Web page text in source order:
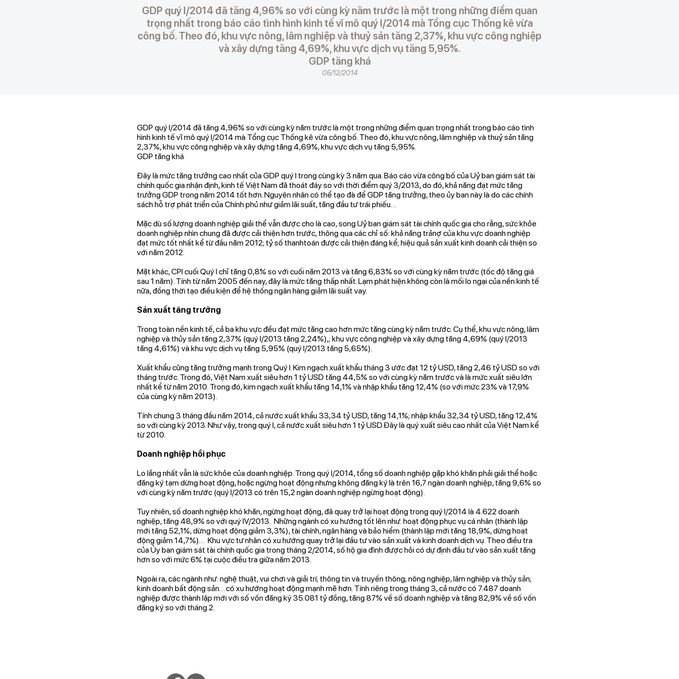
GDP quý I/2014 đã tăng 4,96% so với cùng kỳ năm trước là một trong những điểm quan
trọng nhất trong báo cáo tình hình kinh tế vĩ mô quý I/2014 mà Tổng cục Thống kê vừa
công bố. Theo đó, khu vực nông, lâm nghiệp và thuỷ sản tăng 2,37%, khu vực công nghiệp
và xây dựng tăng 4,69%, khu vực dịch vụ tăng 5,95%.
GDP tăng khá
05/12/2014
GDP quý I/2014 đã tăng 4,96% so với cùng kỳ năm trước là một trong những điểm quan trọng nhất trong báo cáo tình
hình kinh tế vĩ mô quý I/2014 mà Tổng cục Thống kê vừa công bố. Theo đó, khu vực nông, lâm nghiệp và thuỷ sản tăng
2,37%, khu vực công nghiệp và xây dựng tăng 4,69%, khu vực dịch vụ tăng 5,95%.
GDP tăng khá
Đây là mức tăng trưởng cao nhất của GDP quý I trong cùng kỳ 3 năm qua. Báo cáo vừa công bố của Uỷ ban giám sát tài
chính quốc gia nhận định, kinh tế Việt Nam đã thoát đáy so với thời điểm quý 3/2013, do đó, khả năng đạt mức tăng
trưởng GDP trong năm 2014 tốt hơn. Nguyên nhân có thể tạo đà để GDP tăng trưởng, theo ủy ban này là do các chính
sách hỗ trợ phát triển của Chính phủ như giảm lãi suất, tăng đầu tư trái phiếu…
Mặc dù số lượng doanh nghiệp giải thể vẫn được cho là cao, song Uỷ ban giám sát tài chính quốc gia cho rằng, sức khỏe
doanh nghiệp nhìn chung đã được cải thiện hơn trước, thông qua các chỉ số: khả năng trảnợ của khu vực doanh nghiệp
đạt mức tốt nhất kể từ đầu năm 2012; tỷ số thanhtoán được cải thiện đáng kể; hiệu quả sản xuất kinh doanh cải thiện so
với năm 2012.
Mặt khác, CPI cuối Quý I chỉ tăng 0,8% so với cuối năm 2013 và tăng 6,83% so với cùng kỳ năm trước (tốc độ tăng giá
sau 1 năm). Tính từ năm 2005 đến nay, đây là mức tăng thấp nhất. Lạm phát hiện không còn là mối lo ngại của nền kinh tế
nữa, đồng thời tạo điều kiện để hệ thống ngân hàng giảm lãi suất vay.
Sản xuất tăng trưởng
Trong toàn nền kinh tế, cả ba khu vực đều đạt mức tăng cao hơn mức tăng cùng kỳ năm trước. Cụ thể, khu vực nông, lâm
nghiệp và thủy sản tăng 2,37% (quý I/2013 tăng 2,24%),; khu vực công nghiệp và xây dựng tăng 4,69% (quý I/2013
tăng 4,61%) và khu vực dịch vụ tăng 5,95% (quý I/2013 tăng 5,65%).
Xuất khẩu cũng tăng trưởng mạnh trong Quý I. Kim ngạch xuất khẩu tháng 3 ước đạt 12 tỷ USD, tăng 2,46 tỷ USD so với
tháng trước. Trong đó, Việt Nam xuất siêu hơn 1 tỷ USD tăng 44,5% so với cùng kỳ năm trước và là mức xuất siêu lớn
nhất kể từ năm 2010. Trong đó, kim ngạch xuất khẩu tăng 14,1% và nhập khẩu tăng 12,4% (so với mức 23% và 17,9%
của cùng kỳ năm 2013).
Tính chung 3 tháng đầu năm 2014, cả nước xuất khẩu 33,34 tỷ USD, tăng 14,1%; nhập khẩu 32,34 tỷ USD, tăng 12,4%
so với cùng kỳ 2013. Như vậy, trong quý I, cả nước xuất siêu hơn 1 tỷ USD.Đây là quý xuất siêu cao nhất của Việt Nam kể
từ 2010.
Doanh nghiệp hồi phục
Lo lắng nhất vẫn là sức khỏe của doanh nghiệp. Trong quý I/2014, tổng số doanh nghiệp gặp khó khăn phải giải thể hoặc
đăng ký tạm dừng hoạt động, hoặc ngừng hoạt động nhưng không đăng ký là trên 16,7 ngàn doanh nghiệp, tăng 9,6% so
với cùng kỳ năm trước (quý I/2013 có trên 15,2 ngàn doanh nghiệp ngừng hoạt động).
Tuy nhiên, số doanh nghiệp khó khăn, ngừng hoạt động, đã quay trở lại hoạt động trong quý I/2014 là 4.622 doanh
nghiệp, tăng 48,9% so với quý IV/2013. Những ngành có xu hướng tốt lên như: hoạt động phục vụ cá nhân (thành lập
mới tăng 52,1%, dừng hoạt động giảm 3,3%), tài chính, ngân hàng và bảo hiểm (thành lập mới tăng 18,9%, dừng hoạt
động giảm 14,7%)… Khu vực tư nhân có xu hướng quay trở lại đầu tư vào sản xuất và kinh doanh dịch vụ. Theo điều tra
của Ủy ban giám sát tài chính quốc gia trong tháng 2/2014, số hộ gia đình được hỏi có dự định đầu tư vào sản xuất tăng
hơn so với mức 6% tại cuộc điều tra giữa năm 2013.
Ngoài ra, các ngành như: nghệ thuật, vui chơi và giải trí; thông tin và truyền thông; nông nghiệp, lâm nghiệp và thủy sản;
kinh doanh bất động sản… có xu hướng hoạt động mạnh mẽ hơn. Tính riêng trong tháng 3, cả nước có 7.487 doanh
nghiệp được thành lập mới với số vốn đăng ký 35.081 tỷ đồng, tăng 87% về số doanh nghiệp và tăng 82,9% về số vốn
đăng ký so với tháng 2.